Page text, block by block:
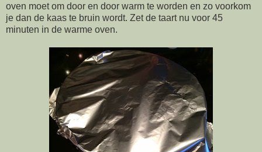
oven moet om door en door warm te worden en zo voorkom
je dan de kaas te bruin wordt. Zet de taart nu voor 45
minuten in de warme oven.